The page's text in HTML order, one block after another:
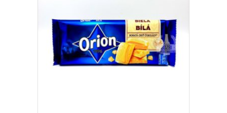
DOWIEDZ SIĘ WIĘCEJ